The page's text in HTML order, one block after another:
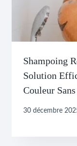
Shampoing
Solution
Couleur
30 décembre